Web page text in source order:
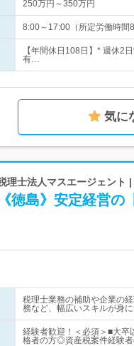
250万円～350万円
8:00～17:00（所定労働時間
【年間休日108日】* 週休
有…
気に
理士法人マスエージェント
《徳島》安定経営
税理士業務の補助や企業の
務など、幅広いスキルが身に
経験者歓迎！＜必須＞■大
格者の方◎資産税案件経験